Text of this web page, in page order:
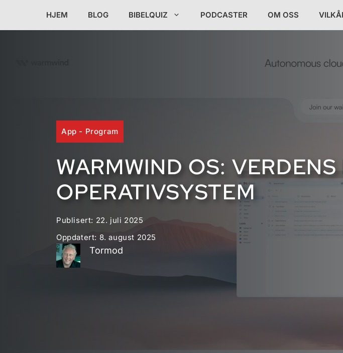
HJEM BLOG BIBELQUIZ PODCASTER OM OSS
App - Program
WARMWIND OS:
OPERATIVSYSTEM
Publisert: 22. juli 2025
Oppdatert: 8. august 2025
Tormod